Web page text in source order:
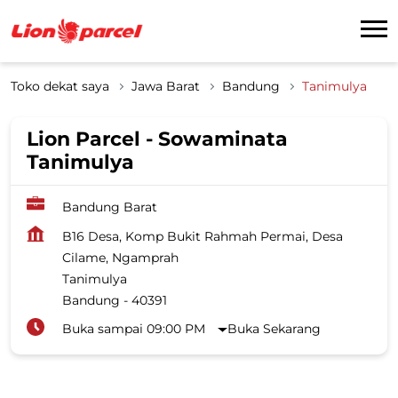
Toko dekat saya Jawa Barat Bandung Tanimulya
Lion Parcel - Sowaminata
Tanimulya
Bandung Barat
B16 Desa, Komp Bukit Rahmah Permai, Desa
Cilame, Ngamprah
Tanimulya
Bandung - 40391
Buka sampai 09:00 PM
Buka Sekarang